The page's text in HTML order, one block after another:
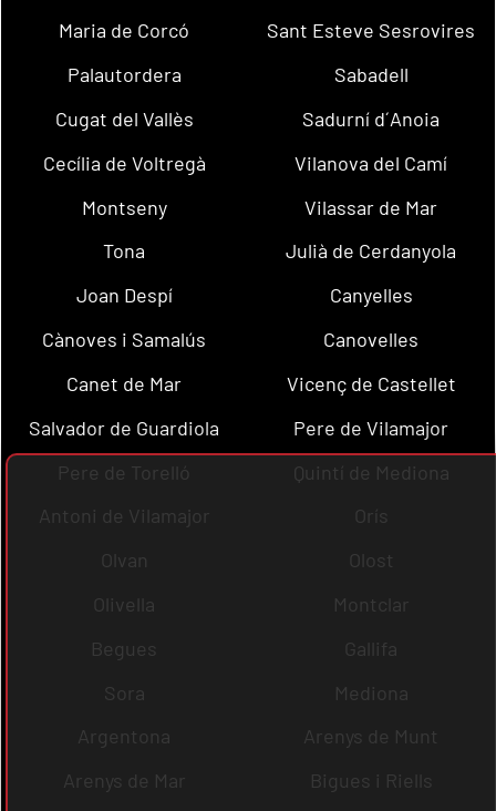
Maria de Corcó
Sant Esteve Sesrovires
Palautordera
Sabadell
Cugat del Vallès
Sadurní d´Anoia
Cecília de Voltregà
Vilanova del Camí
Montseny
Vilassar de Mar
Tona
Julià de Cerdanyola
Joan Despí
Canyelles
Cànoves i Samalús
Canovelles
Canet de Mar
Vicenç de Castellet
Salvador de Guardiola
Pere de Vilamajor
Pere de Torelló
Quintí de Mediona
Antoni de Vilamajor
Orís
Olvan
Olost
Olivella
Montclar
Begues
Gallifa
Sora
Mediona
Argentona
Arenys de Munt
Arenys de Mar
Bigues i Riells